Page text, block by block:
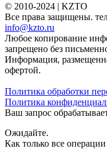
© 2010-2024 | KZTO
Все права защищены.
info@kzto.ru
Любое копирование
запрещено без
Информация,
офертой.
Политика обработки
Политика
Ваш запрос
Ожидайте.
Как только все